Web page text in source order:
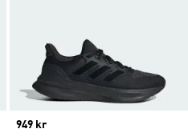
Price
949 kr